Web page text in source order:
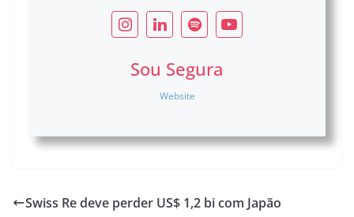
Sou Segura
Website
Swiss Re deve perder US$ 1,2 bi com Japão